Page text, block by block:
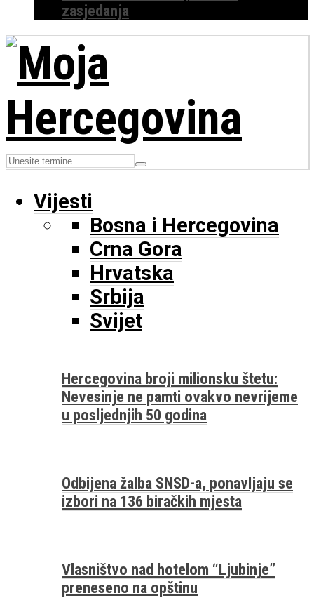
zasjedanja
Vijesti
Bosna i Hercegovina
Crna Gora
Hrvatska
Srbija
Svijet
Hercegovina broji milionsku štetu:
Nevesinje ne pamti ovakvo nevrijeme
u posljednjih 50 godina
Odbijena žalba SNSD-a, ponavljaju se
izbori na 136 biračkih mjesta
Vlasništvo nad hotelom “Ljubinje”
preneseno na opštinu